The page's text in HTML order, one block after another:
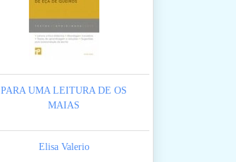
PARA UMA LEITURA DE OS
MAIAS
Elisa Valerio